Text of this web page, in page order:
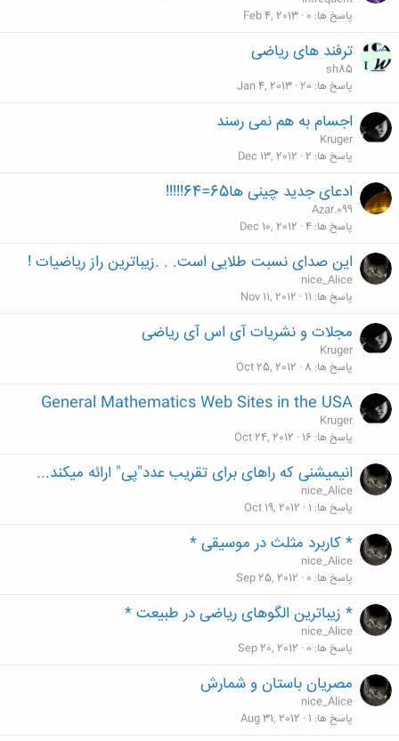
پاسخ ها 0
Feb 4, 2013
ترفند های ریاضی
sh85
پاسخ ها 20
Jan 4, 2013
اجسام به هم نمی رسند
Kruger
پاسخ ها 2
Dec 13, 2012
ادعای جدید چینی ها65=64!!!!!
Azar.099
پاسخ ها 4
Dec 10, 2012
این صدای نسبت طلایی است. . .زیباترین راز ریاضیات !
nice_Alice
پاسخ ها 11
Nov 11, 2012
مجلات و نشریات آی اس آی ریاضی
Kruger
پاسخ ها 8
Oct 25, 2012
General Mathematics Web Sites in the USA
Kruger
پاسخ ها 16
Oct 24, 2012
انیمیشنی که راهای برای تقریب عدد"پی" ارائه میکند...
nice_Alice
پاسخ ها 1
Oct 19, 2012
* کاربرد مثلث در موسیقی *
nice_Alice
پاسخ ها 0
Sep 25, 2012
* زیباترین الگوهای ریاضی در طبیعت *
nice_Alice
پاسخ ها 0
Sep 20, 2012
مصریان باستان و شمارش
nice_Alice
پاسخ ها 1
Aug 31, 2012